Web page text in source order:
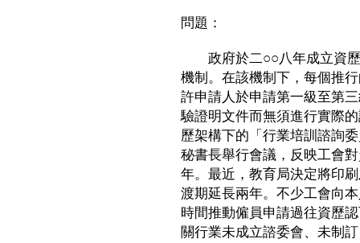
問題：
政府於二○○八年成立資歷
機制。在該機制下，每個推
許申請人於申請第一級至第
驗證明文件而無須進行實際
歷架構下的「行業培訓諮詢
秘書長舉行會議，反映工會
年。最近，教育局決定將印
渡期延長兩年。不少工會向
時間推動僱員申請過往資歷
關行業未成立諮委會、未制